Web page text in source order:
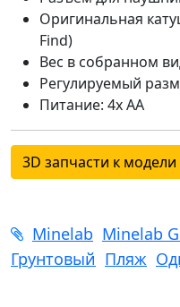
Оригинальная
Find)
Вес в собранном
Регулируемый
Питание: 4x AA
3D запчасти к модели
Minelab Minelab
Грунтовый Пляж